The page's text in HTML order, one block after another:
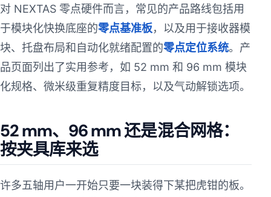
对 NEXTAS 零点硬件而言，常见的产品路线包括用
于模块化快换底座的零点基准板，以及用于接收器模
块、托盘布局和自动化就绪配置的零点定位系统。产
品页面列出了实用参考，如 52 mm 和 96 mm 模块
化规格、微米级重复精度目标，以及气动解锁选项。
52 mm、96 mm 还是混合网格：
按夹具库来选
许多五轴用户一开始只要一块装得下某把虎钳的板。